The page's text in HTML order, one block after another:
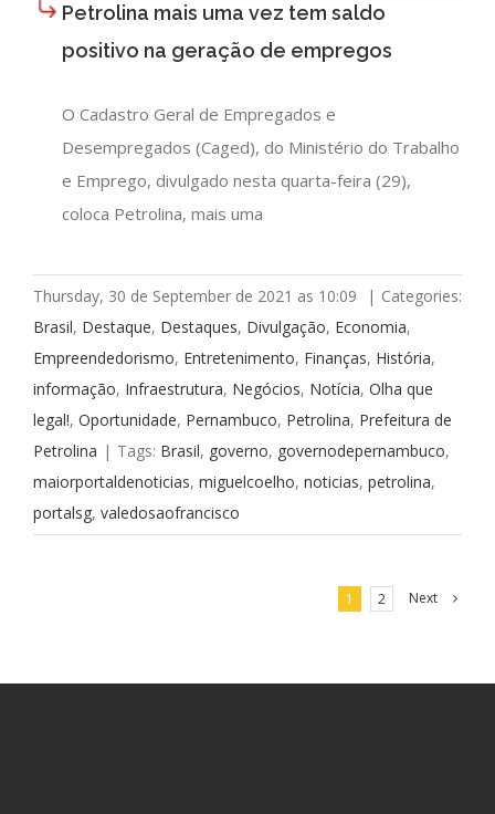
Petrolina mais uma vez tem saldo
positivo na geração de empregos
O Cadastro Geral de Empregados e
Desempregados (Caged), do Ministério do Trabalho
e Emprego, divulgado nesta quarta-feira (29),
coloca Petrolina, mais uma
Thursday, 30 de September de 2021 as 10:09 | Categories:
Brasil, Destaque, Destaques, Divulgação, Economia,
Empreendedorismo, Entretenimento, Finanças, História,
informação, Infraestrutura, Negócios, Notícia, Olha que
legal!, Oportunidade, Pernambuco, Petrolina, Prefeitura de
Petrolina | Tags: Brasil, governo, governodepernambuco,
maiorportaldenoticias, miguelcoelho, noticias, petrolina,
portalsg, valedosaofrancisco
1 2 Next